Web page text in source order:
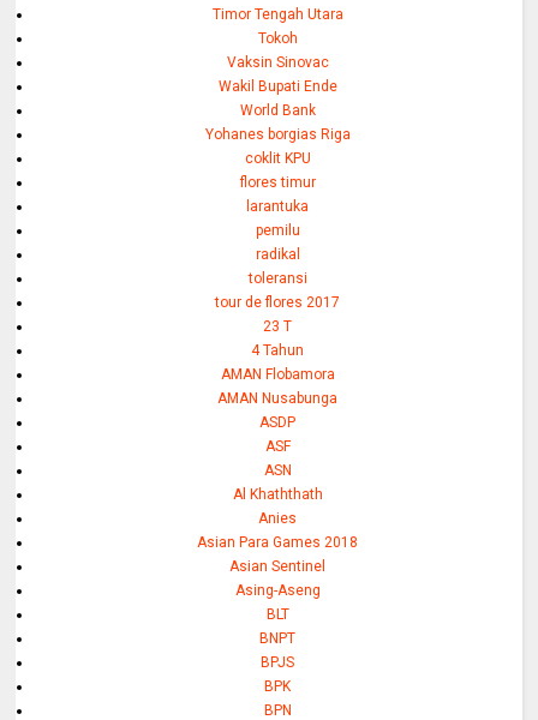
Timor Tengah Utara
Tokoh
Vaksin Sinovac
Wakil Bupati Ende
World Bank
Yohanes borgias Riga
coklit KPU
flores timur
larantuka
pemilu
radikal
toleransi
tour de flores 2017
23 T
4 Tahun
AMAN Flobamora
AMAN Nusabunga
ASDP
ASF
ASN
Al Khaththath
Anies
Asian Para Games 2018
Asian Sentinel
Asing-Aseng
BLT
BNPT
BPJS
BPK
BPN